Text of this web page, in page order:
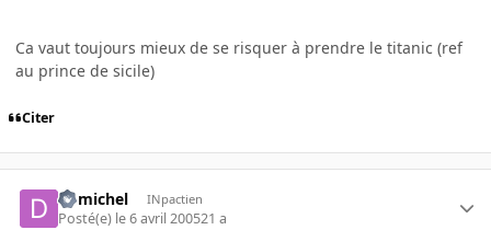
Ca vaut toujours mieux de se risquer à prendre le titanic (ref
au prince de sicile)
Citer
domichel INpactien
Posté(e) le 6 avril 200521 a